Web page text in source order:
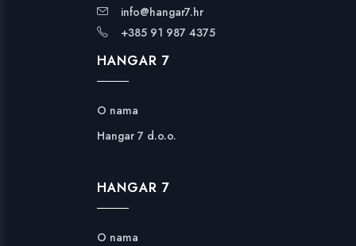
info@hangar7.hr
+385 91 987 4375
HANGAR 7
O nama
Hangar 7 d.o.o.
HANGAR 7
O nama